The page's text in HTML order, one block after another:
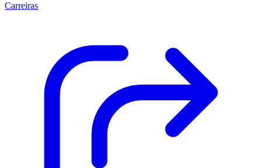
Carreiras